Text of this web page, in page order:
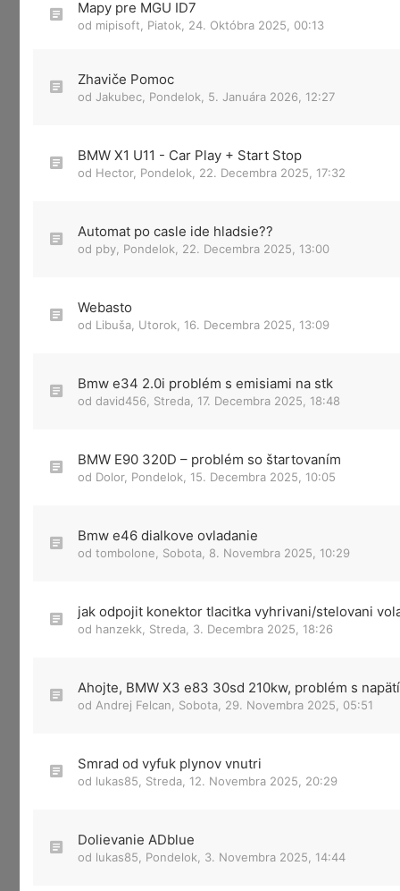
Mapy pre MGU ID7
od mipisoft Piatok, 24. Októbra 2025, 00:13
Zhaviče Pomoc
od Jakubec Pondelok, 5. Januára 2026, 12:27
BMW X1 U11 - Car Play + Start Stop
od Hector, Pondelok, 22. Decembra 2025, 17:32
Automat po casle ide hladsie??
od pby Pondelok, 22. Decembra 2025, 13:00
Webasto
od Libuša Utorok, 16. Decembra 2025, 13:09
Bmw e34 2.0i problém s emisiami na stk
od david456 Streda, 17. Decembra 2025, 18:48
BMW E90 320D – problém so štartovaním
od Dolor, Pondelok, 15. Decembra 2025, 10:05
Bmw e46 dialkove ovladanie
od tombolone Sobota, 8. Novembra 2025, 10:29
jak odpojit konektor tlacitka vyhrivani/stelovani
od hanzekk Streda, 3. Decembra 2025, 18:26
Ahojte, BMW X3 e83 30sd 210kw, problém s
od Andrej Felcan Sobota, 29. Novembra 2025, 05:51
Smrad od vyfuk plynov vnutri
od lukas85 Streda, 12. Novembra 2025, 20:29
Dolievanie ADblue
od lukas85 Pondelok, 3. Novembra 2025, 14:44